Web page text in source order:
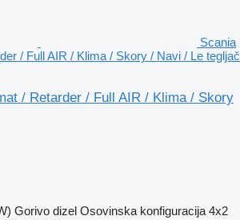
Scania
/ Full AIR / Klima / Skory / Navi / Le tegljač
/ Retarder / Full AIR / Klima / Skory
Gorivo dizel Osovinska konfiguracija 4x2